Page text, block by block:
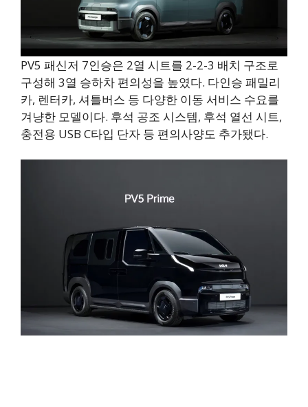
PV5 패신저 7인승은 2열 시트를 2-2-3 배치 구조로
구성해 3열 승하차 편의성을 높였다. 다인승 패밀리
카, 렌터카, 셔틀버스 등 다양한 이동 서비스 수요를
겨냥한 모델이다. 후석 공조 시스템, 후석 열선 시트,
충전용 USB C타입 단자 등 편의사양도 추가됐다.